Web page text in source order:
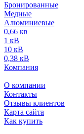
Бронированные
Медные
Алюминиевые
0,66 кв
1 кВ
10 кВ
0,38 кВ
Компания
О компании
Контакты
Отзывы клиентов
Карта сайта
Как купить